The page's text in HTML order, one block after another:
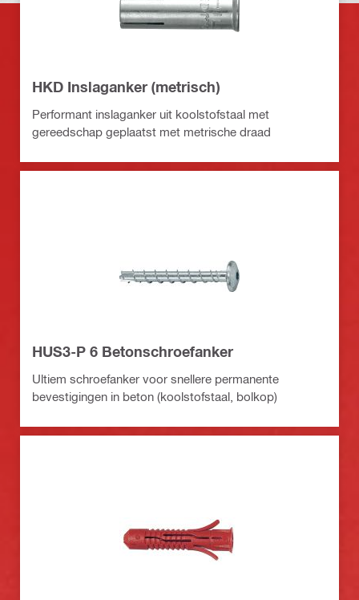
HKD Inslaganker (metrisch)
Performant inslaganker uit koolstofstaal met
gereedschap geplaatst met metrische draad
HUS3-P 6 Betonschroefanker
Ultiem schroefanker voor snellere permanente
bevestigingen in beton (koolstofstaal, bolkop)